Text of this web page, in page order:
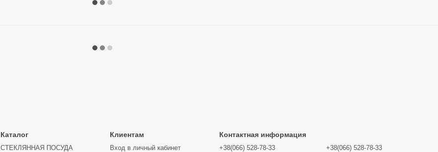
Каталог
СТЕКЛЯННАЯ ПОСУДА
Клиентам
Вход в личный кабинет
Контактная информация
+38(066) 528-78-33
+38(066) 528-78-33